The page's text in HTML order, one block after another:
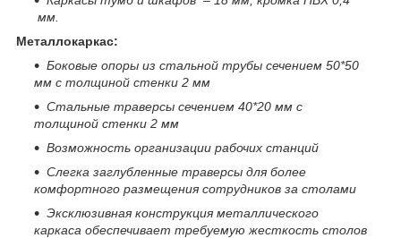
мм.
Металлокаркас:
Боковые опоры из стальной трубы сечением 50*50
мм с толщиной стенки 2 мм
Стальные траверсы сечением 40*20 мм с
толщиной стенки 2 мм
Возможность организации рабочих станций
Слегка заглубленные траверсы для более
комфортного размещения сотрудников за столами
Эксклюзивная конструкция металлического
каркаса обеспечивает требуемую жесткость столов